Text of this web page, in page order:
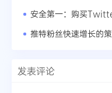
安全第一：购买
推特粉丝快速增长的
发表评论